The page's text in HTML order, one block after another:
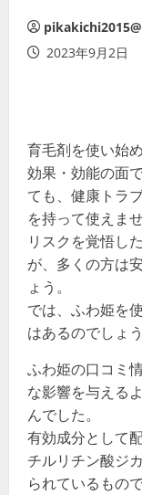
2023年9月2日
育毛剤を使い始
効果・効能の面
ても、健康トラ
を持って使えませ
リスクを覚悟し
が、多くの方は
ょう。
では、ふわ姫を
はあるのでしょ
ふわ姫の口コミ
な影響を与える
んでした。
有効成分として
チルリチン酸ジ
られているもので